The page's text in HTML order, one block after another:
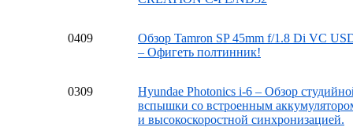
0409
Обзор Tamron SP 45mm f/1.8 Di VC
– Офигеть полтинник!
0309
Hyundae Photonics i-6 – Обзор
вспышки со встроенным
и высокоскоростной синхронизацией.